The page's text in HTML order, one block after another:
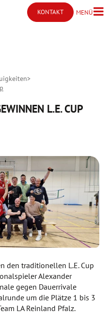
KONTAKT
Kontakt öffnen
MENÜMenü
L.E. CUP
den traditionellen L.E. Cup
Alexander
gegen Dauerrivale
um die Plätze 1 bis 3
LA Reinland Pfalz.